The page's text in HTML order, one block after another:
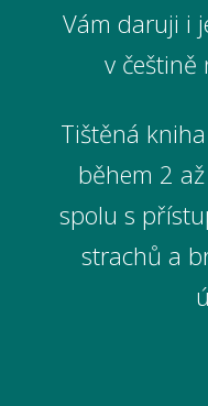
Vám daruji i
v češtině
Tištěná
během 2
spolu s
strachů a